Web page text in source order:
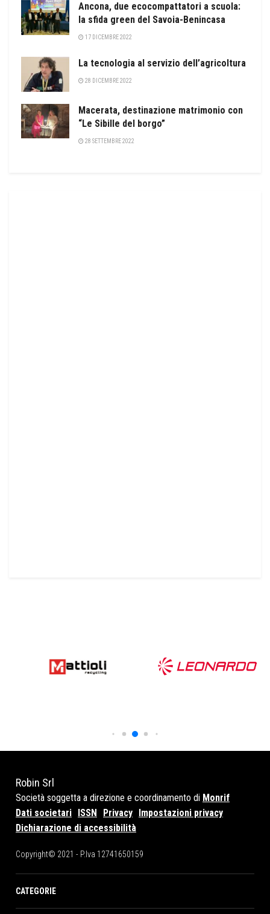
Ancona, due ecocompattatori a scuola:
la sfida green del Savoia-Benincasa
17 DICEMBRE 2022
La tecnologia al servizio dell’agricoltura
28 DICEMBRE 2022
Macerata, destinazione matrimonio con
“Le Sibille del borgo”
28 SETTEMBRE 2022
Robin Srl
Società soggetta a direzione e coordinamento di Monrif
Dati societari
ISSN Privacy
Impostazioni privacy
Dichiarazione di accessibilità
Copyright© 2021 - P.Iva 12741650159
CATEGORIE